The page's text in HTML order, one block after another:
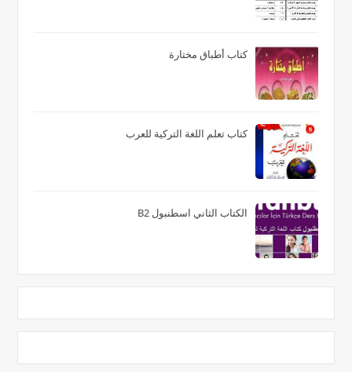
كتاب أطباق مختارة
كتاب تعلم اللغة التركية للعرب
الكتاب الثاني اسطنبول B2